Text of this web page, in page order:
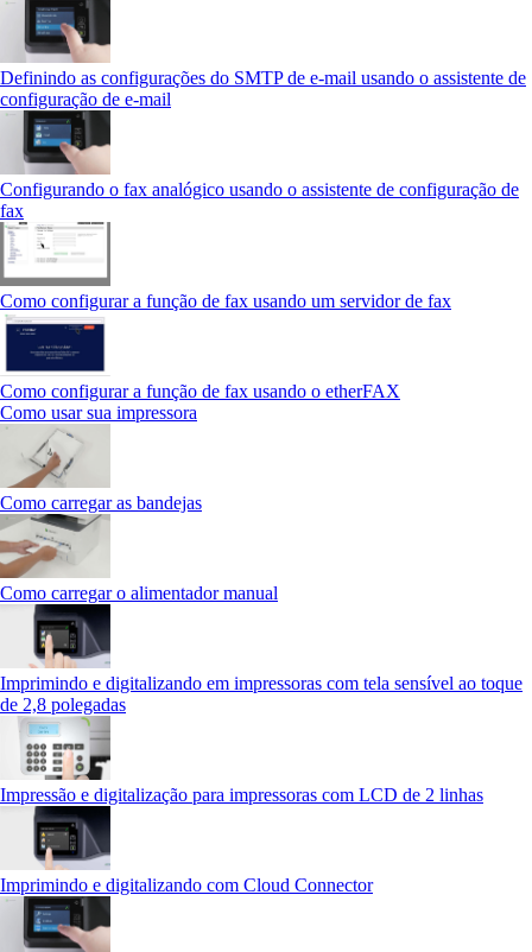
Definindo as configurações do SMTP de e-mail usando o assistente de
configuração de e-mail
Configurando o fax analógico usando o assistente de configuração de
fax
Como configurar a função de fax usando um servidor de fax
Como configurar a função de fax usando o etherFAX
Como usar sua impressora
Como carregar as bandejas
Como carregar o alimentador manual
Imprimindo e digitalizando em impressoras com tela sensível ao toque
de 2,8 polegadas
Impressão e digitalização para impressoras com LCD de 2 linhas
Imprimindo e digitalizando com Cloud Connector